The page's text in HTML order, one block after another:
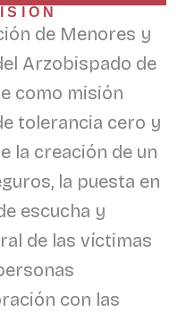
de Menores y
Arzobispado de
como misión
tolerancia cero y
la creación de un
la puesta en
escucha y
de las víctimas
con las